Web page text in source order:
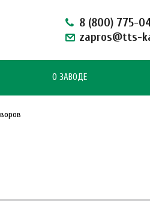
8 (800) 775-
zapros@tts-
О ЗАВОДЕ